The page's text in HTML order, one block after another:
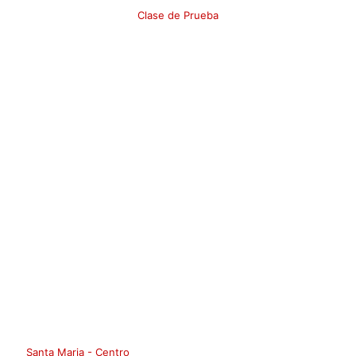
Clase de Prueba
Santa Maria - Centro